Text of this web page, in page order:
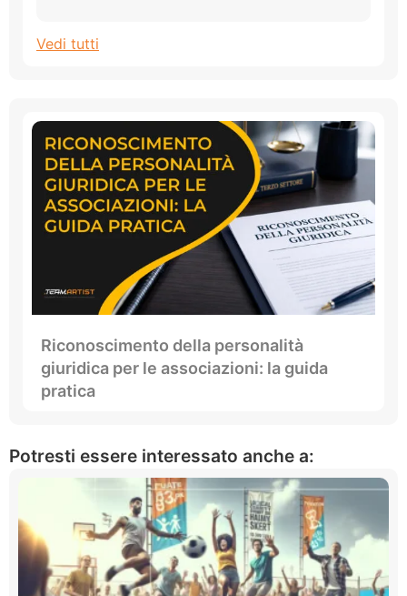
Vedi tutti
Riconoscimento della personalità
giuridica per le associazioni: la guida
pratica
Potresti essere interessato anche a: